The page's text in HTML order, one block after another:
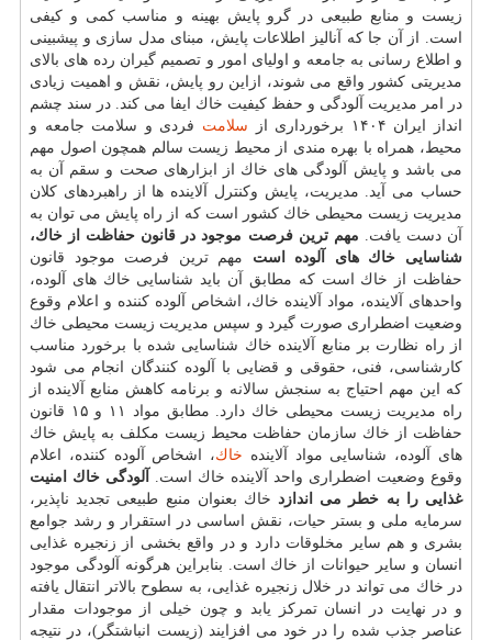
زیست و منابع طبیعی در گرو پایش بهینه و مناسب كمی و كیفی
است. از آن جا كه آنالیز اطلاعات پایش، مبنای مدل سازی و پیشبینی
و اطلاع رسانی به جامعه و اولیای امور و تصمیم گیران رده های بالای
مدیریتی كشور واقع می شوند، ازاین رو پایش، نقش و اهمیت زیادی
در امر مدیریت آلودگی و حفظ كیفیت خاك ایفا می كند. در سند چشم
انداز ایران ۱۴۰۴ برخورداری از
سلامت فردی و سلامت جامعه و
محیط، همراه با بهره مندی از محیط زیست سالم همچون اصول مهم
می باشد و پایش آلودگی های خاك از ابزارهای صحت و سقم آن به
حساب می آید. مدیریت، پایش وكنترل آلاینده ها از راهبردهای كلان
مدیریت زیست محیطی خاك كشور است كه از راه پایش می توان به
آن دست یافت. مهم ترین فرصت موجود در قانون حفاظت از خاك،
شناسایی خاك های آلوده است مهم ترین فرصت موجود قانون
حفاظت از خاك است كه مطابق آن باید شناسایی خاك های آلوده،
واحدهای آلاینده، مواد آلاینده خاك، اشخاص آلوده كننده و اعلام وقوع
وضعیت اضطراری صورت گیرد و سپس مدیریت زیست محیطی خاك
از راه نظارت بر منابع آلاینده خاك شناسایی شده با برخورد مناسب
كارشناسی، فنی، حقوقی و قضایی با آلوده كنندگان انجام می شود
كه این مهم احتیاج به سنجش سالانه و برنامه كاهش منابع آلاینده از
راه مدیریت زیست محیطی خاك دارد. مطابق مواد ۱۱ و ۱۵ قانون
حفاظت از خاك سازمان حفاظت محیط زیست مكلف به پایش خاك
های آلوده، شناسایی مواد آلاینده خاك، اشخاص آلوده كننده، اعلام
وقوع وضعیت اضطراری واحد آلاینده خاك است.
آلودگی خاك امنیت
غذایی را به خطر می اندازدخاك بعنوان منبع طبیعی تجدید ناپذیر،
سرمایه ملی و بستر حیات، نقش اساسی در استقرار و رشد جوامع
بشری و هم سایر مخلوقات دارد و در واقع بخشی از زنجیره غذایی
انسان و سایر حیوانات از خاك است. بنابراین هرگونه آلودگی موجود
در خاك می تواند در خلال زنجیره غذایی، به سطوح بالاتر انتقال یافته
و در نهایت در انسان تمركز یابد و چون خیلی از موجودات مقدار
عناصر جذب شده را در خود می افزایند (زیست انباشتگر)، در نتیجه